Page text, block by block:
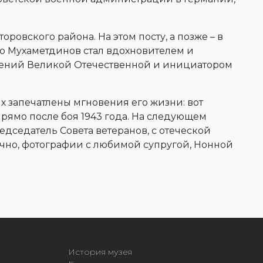
района. На этом посту, а позже – в
Мухаметдинов стал вдохновителем и
Великой Отечественной и инициатором
мгновения его жизни: вот
после боя 1943 года. На следующем
Совета ветеранов, с отеческой
фотографии с любимой супругой, Нонной
История музея